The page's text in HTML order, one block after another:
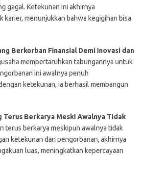
gagal. Ketekunan ini akhirnya
karier, menunjukkan bahwa kegigihan bisa
Berkorban Finansial Demi Inovasi dan
mempertaruhkan tabungannya untuk
ini awalnya penuh
ketekunan, ia berhasil membangun
Terus Berkarya Meski Awalnya Tidak
terus berkarya meskipun awalnya tidak
ketekunan dan pengorbanan, akhirnya
luas, meningkatkan kepercayaan